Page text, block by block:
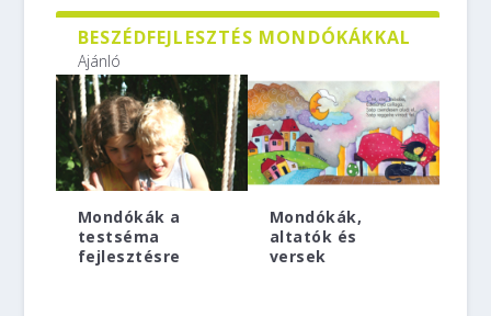
BESZÉDFEJLESZTÉS MONDÓKÁKKAL
Ajánló
Mondókák a
testséma
fejlesztésre
Mondókák,
altatók és
versek